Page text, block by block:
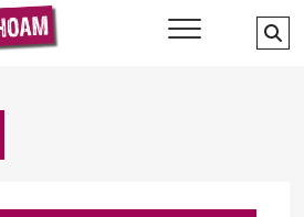
AUSBILDUNGSOFFENSIVE DES